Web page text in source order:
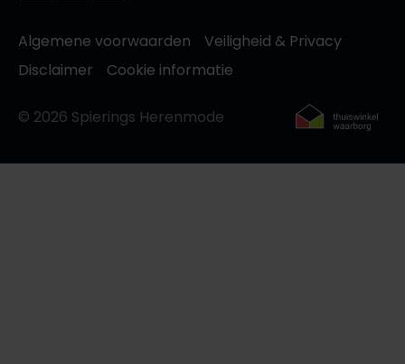
Algemene voorwaarden
Veiligheid & Privacy
Disclaimer
Cookie informatie
© 2026 Spierings Herenmode